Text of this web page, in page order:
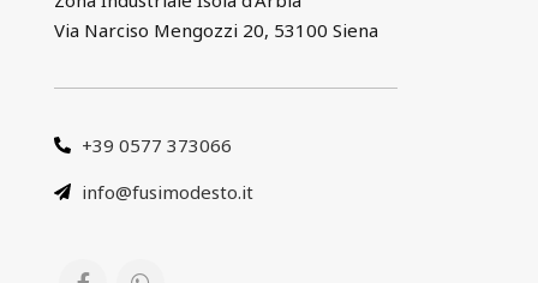
Via Narciso Mengozzi 20, 53100 Siena
+39 0577 373066
info@fusimodesto.it